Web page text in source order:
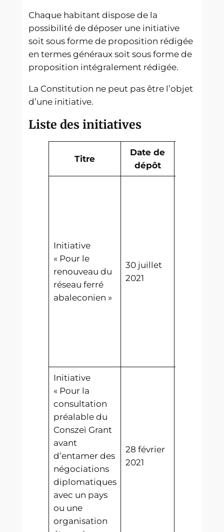
Chaque habitant dispose de la
possibilité de déposer une initiative
soit sous forme de proposition rédigée
en termes généraux soit sous forme de
proposition intégralement rédigée.
La Constitution ne peut pas être l’objet
d’une initiative.
Liste des initiatives
Titre
Date de
dépôt
Initiative
« Pour le
renouveau du
réseau ferré
abaleconien »
30 juillet
2021
Initiative
« Pour la
consultation
préalable du
Conszeì Grant
avant
d’entamer des
négociations
diplomatiques
avec un pays
ou une
organisation
28 février
2021